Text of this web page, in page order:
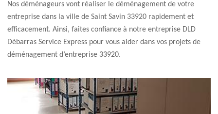
Nos déménageurs vont réaliser le déménagement de votre
entreprise dans la ville de Saint Savin 33920 rapidement et
efficacement. Ainsi, faites confiance à notre entreprise DLD
Débarras Service Express pour vous aider dans vos projets de
déménagement d’entreprise 33920.